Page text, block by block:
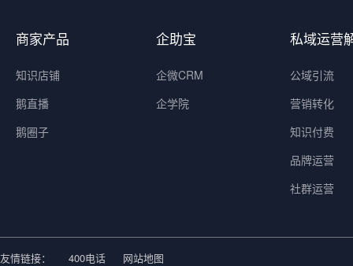
商家产品
知识店铺
鹅直播
鹅圈子
企助宝
企微CRM
企学院
私域运营
公域引流
营销转化
知识付费
品牌运营
社群运营
友情链接： 400电话 网站地图